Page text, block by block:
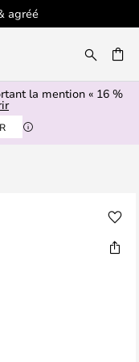
agréé
la mention « 16 %